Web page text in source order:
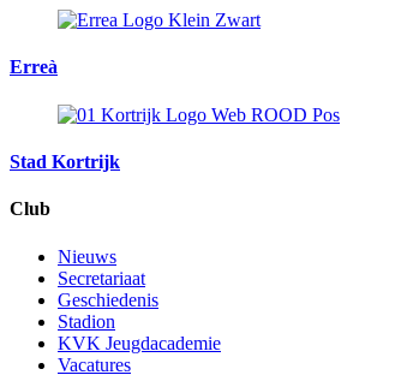
Erreà
Stad Kortrijk
Club
Nieuws
Secretariaat
Geschiedenis
Stadion
KVK Jeugdacademie
Vacatures